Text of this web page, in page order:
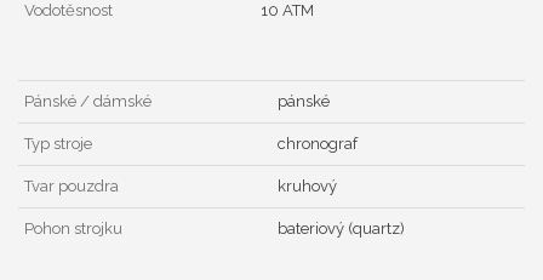
Vodotěsnost 10 ATM
Pánské / dámské pánské
Typ stroje chronograf
Tvar pouzdra kruhový
Pohon strojku bateriový (quartz)